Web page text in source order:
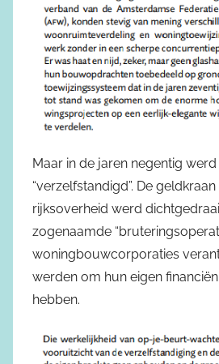
Maar in de jaren negentig
“verzelfstandigd”. De
rijksoverheid werd
zogenaamde
woningbouwcorporaties
werden om hun eigen
hebben.